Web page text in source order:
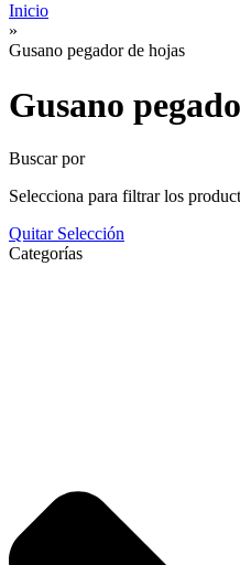
Inicio
»
Gusano pegador de hojas
Gusano
Buscar por
Selecciona para filtrar los
Quitar Selección
Categorías